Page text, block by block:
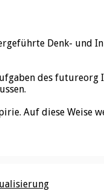
Denk- und
des
Auf diese Weise